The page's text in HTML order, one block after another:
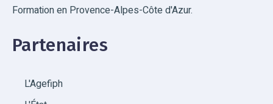
Formation en Provence-Alpes-Côte d'Azur.
Partenaires
L'Agefiph